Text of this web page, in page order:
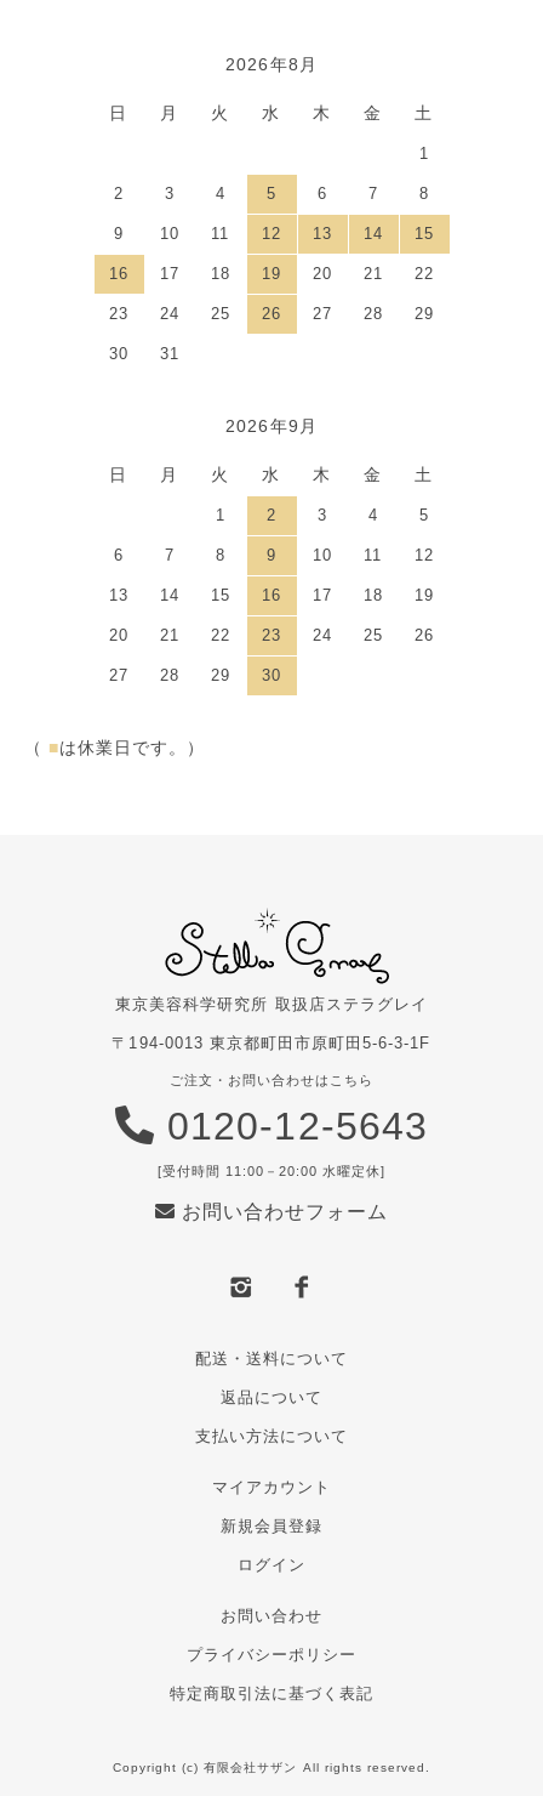
2026年8月
日 月 火 水 木 金 土
1
2 3 4 5 6 7 8
9 10 11 12 13 14 15
16 17 18 19 20 21 22
23 24 25 26 27 28 29
30 31
2026年9月
日 月 火 水 木 金 土
1 2 3 4 5
6 7 8 9 10 11 12
13 14 15 16 17 18 19
20 21 22 23 24 25 26
27 28 29 30
（ ■は休業日です。）
東京美容科学研究所 取扱店 ステラグレイ
〒194-0013 東京都町田市原町田5-6-3-1F
ご注文・お問い合わせはこちら
0120-12-5643
[受付時間 11:00－20:00 水曜定休]
お問い合わせフォーム
配送・送料について
返品について
支払い方法について
マイアカウント
新規会員登録
ログイン
お問い合わせ
プライバシーポリシー
特定商取引法に基づく表記
Copyright (c) 有限会社サザン All rights reserved.